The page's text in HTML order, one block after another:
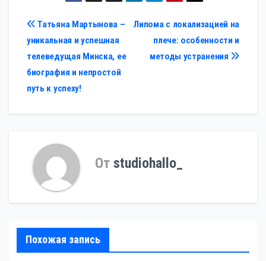
Навигация
по
записям
Липома с локализацией на
плече: особенности и
методы устранения
Татьяна Мартынова –
уникальная и успешная
телеведущая Минска, ее
биография и непростой
путь к успеху!
От studiohallo_
Похожая запись